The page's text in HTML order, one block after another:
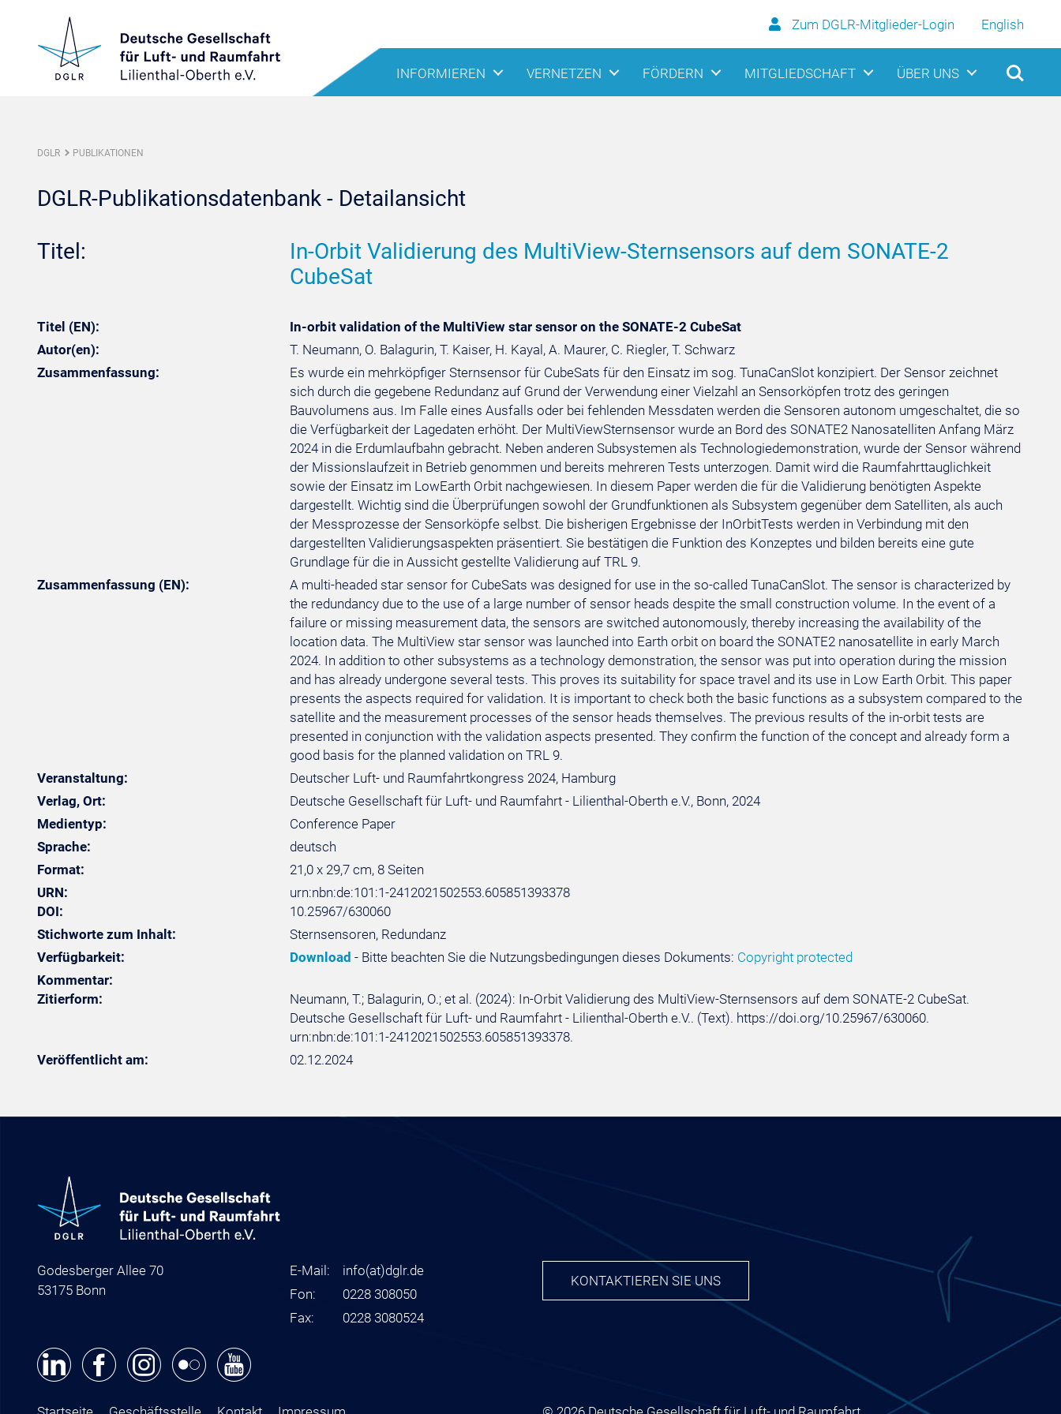
Zum DGLR-Mitglieder-Login English
INFORMIEREN VERNETZEN FÖRDERN MITGLIEDSCHAFT ÜBER UNS
DGLR PUBLIKATIONEN
DGLR-Publikationsdatenbank - Detailansicht
Titel:
In-Orbit Validierung des MultiView-Sternsensors auf dem SONATE-2
CubeSat
Titel (EN):
In-orbit validation of the MultiView star sensor on the SONATE-2 CubeSat
Autor(en):
T. Neumann, O. Balagurin, T. Kaiser, H. Kayal, A. Maurer, C. Riegler, T. Schwarz
Zusammenfassung:
Es wurde ein mehrköpfiger Sternsensor für CubeSats für den Einsatz im sog. TunaCanSlot konzipiert. Der Sensor zeichnet
sich durch die gegebene Redundanz auf Grund der Verwendung einer Vielzahl an Sensorköpfen trotz des geringen
Bauvolumens aus. Im Falle eines Ausfalls oder bei fehlenden Messdaten werden die Sensoren autonom umgeschaltet, die so
die Verfügbarkeit der Lagedaten erhöht. Der MultiViewSternsensor wurde an Bord des SONATE2 Nanosatelliten Anfang März
2024 in die Erdumlaufbahn gebracht. Neben anderen Subsystemen als Technologiedemonstration, wurde der Sensor während
der Missionslaufzeit in Betrieb genommen und bereits mehreren Tests unterzogen. Damit wird die Raumfahrttauglichkeit
sowie der Einsatz im LowEarth Orbit nachgewiesen. In diesem Paper werden die für die Validierung benötigten Aspekte
dargestellt. Wichtig sind die Überprüfungen sowohl der Grundfunktionen als Subsystem gegenüber dem Satelliten, als auch
der Messprozesse der Sensorköpfe selbst. Die bisherigen Ergebnisse der InOrbitTests werden in Verbindung mit den
dargestellten Validierungsaspekten präsentiert. Sie bestätigen die Funktion des Konzeptes und bilden bereits eine gute
Grundlage für die in Aussicht gestellte Validierung auf TRL 9.
Zusammenfassung (EN):
A multi-headed star sensor for CubeSats was designed for use in the so-called TunaCanSlot. The sensor is characterized by
the redundancy due to the use of a large number of sensor heads despite the small construction volume. In the event of a
failure or missing measurement data, the sensors are switched autonomously, thereby increasing the availability of the
location data. The MultiView star sensor was launched into Earth orbit on board the SONATE2 nanosatellite in early March
2024. In addition to other subsystems as a technology demonstration, the sensor was put into operation during the mission
and has already undergone several tests. This proves its suitability for space travel and its use in Low Earth Orbit. This paper
presents the aspects required for validation. It is important to check both the basic functions as a subsystem compared to the
satellite and the measurement processes of the sensor heads themselves. The previous results of the in-orbit tests are
presented in conjunction with the validation aspects presented. They confirm the function of the concept and already form a
good basis for the planned validation on TRL 9.
Veranstaltung:
Deutscher Luft- und Raumfahrtkongress 2024, Hamburg
Verlag, Ort:
Deutsche Gesellschaft für Luft- und Raumfahrt - Lilienthal-Oberth e.V., Bonn, 2024
Medientyp:
Conference Paper
Sprache:
deutsch
Format:
21,0 x 29,7 cm, 8 Seiten
URN:
urn:nbn:de:101:1-2412021502553.605851393378
DOI:
10.25967/630060
Stichworte zum Inhalt:
Sternsensoren, Redundanz
Verfügbarkeit:
Download - Bitte beachten Sie die Nutzungsbedingungen dieses Dokuments: Copyright protected
Kommentar:
Zitierform:
Neumann, T.; Balagurin, O.; et al. (2024): In-Orbit Validierung des MultiView-Sternsensors auf dem SONATE-2 CubeSat.
Deutsche Gesellschaft für Luft- und Raumfahrt - Lilienthal-Oberth e.V.. (Text). https://doi.org/10.25967/630060.
urn:nbn:de:101:1-2412021502553.605851393378.
Veröffentlicht am:
02.12.2024
Godesberger Allee 70
53175 Bonn
E-Mail: info(at)dglr.de
Fon:
0228 308050
Fax:
0228 3080524
KONTAKTIEREN SIE UNS